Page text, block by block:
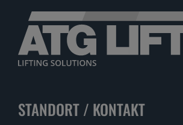
STANDORT / KONTAKT